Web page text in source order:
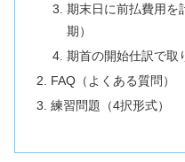
期末日に前払費用を
期）
期首の開始仕訳で取
FAQ（よくある質問）
練習問題（4択形式）